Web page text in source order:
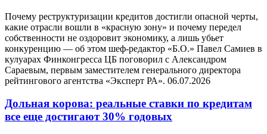
Почему реструктуризации кредитов достигли опасной черты,
какие отрасли вошли в «красную зону» и почему передел
собственности не оздоровит экономику, а лишь убьет
конкуренцию — об этом шеф-редактор «Б.О.» Павел Самиев в
кулуарах Финконгресса ЦБ поговорил с Александром
Сараевым, первым заместителем генерального директора
рейтингового агентства «Эксперт РА». 06.07.2026
Дольная корова: реальные ставки по кредитам
все еще достигают 30% годовых